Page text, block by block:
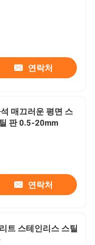
연락처
매끄러운 평면 스
판 0.5-20mm
연락처
트 스테인리스 스틸